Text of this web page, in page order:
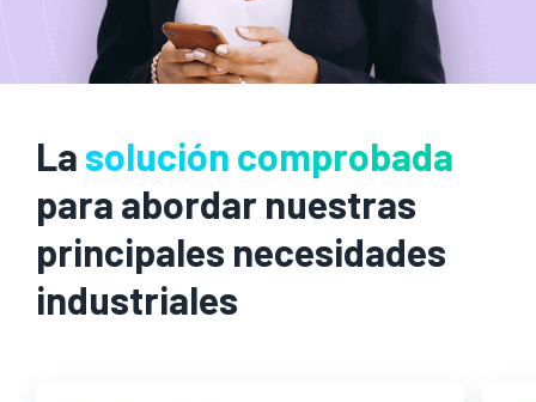
La solución comprobada
para abordar nuestras
principales necesidades
industriales